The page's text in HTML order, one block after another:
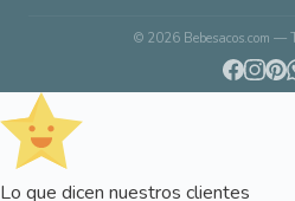
© 2026 Bebesacos.com —
Lo que dicen nuestros clientes